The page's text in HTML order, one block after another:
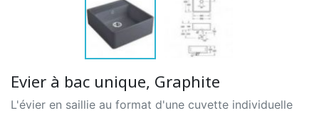
Evier à bac unique, Graphite
L'évier en saillie au format d'une cuvette individuelle